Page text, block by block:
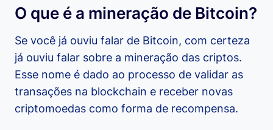
O que é a mineração de Bitcoin?
Se você já ouviu falar de Bitcoin, com certeza
já ouviu falar sobre a mineração das criptos.
Esse nome é dado ao processo de validar as
transações na blockchain e receber novas
criptomoedas como forma de recompensa.